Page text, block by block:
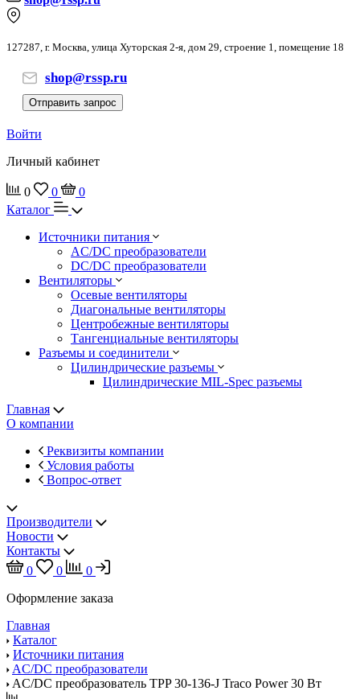
127287, г. Москва, улица Хуторская 2-я, дом 29, строение 1, помещение 18
shop@rssp.ru
Отправить запрос
Войти
Личный кабинет
0 0
0
Каталог
Источники питания
AC/DC преобразователи
DC/DC преобразователи
Вентиляторы
Осевые вентиляторы
Диагональные вентиляторы
Центробежные вентиляторы
Тангенциальные вентиляторы
Разъемы и соединители
Цилиндрические разъемы
Цилиндрические MIL-Spec разъемы
Главная
О компании
Реквизиты компании
Условия работы
Вопрос-ответ
Производители
Новости
Контакты
0
0
0
Оформление заказа
Главная
Каталог
Источники питания
AC/DC преобразователи
AC/DC преобразователь TPP 30-136-J Traco Power 30 Вт